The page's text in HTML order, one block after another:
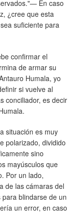
En caso
¿cree que esta
suficiente para
confirmar el
de armar su
Humala, yo
si vuelve al
conciliador, es decir
situación es muy
polarizado, dividido
sino
mayúsculos que
Por un lado,
de las cámaras del
blindarse de un
un error, en caso